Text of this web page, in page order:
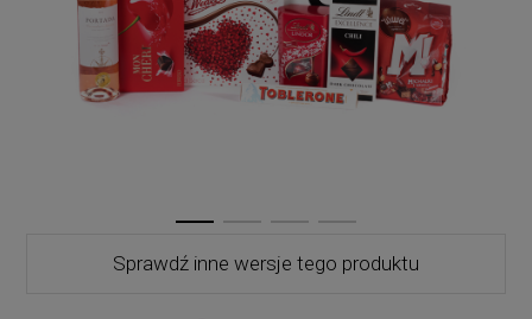
Sprawdź inne wersje tego produktu